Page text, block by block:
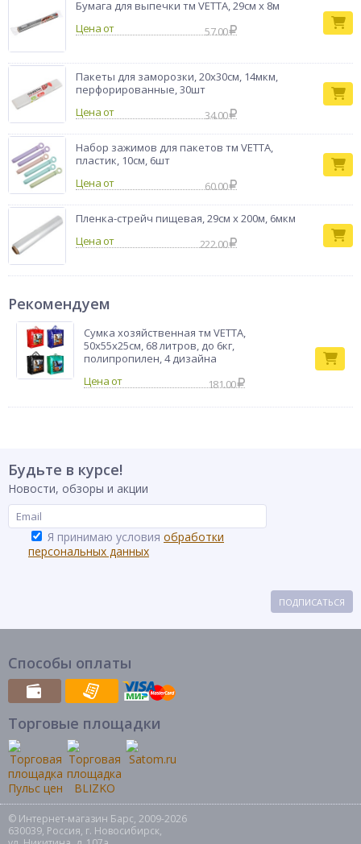
Бумага для выпечки тм VETTA, 29см x 8м
Цена от
57.00
Пакеты для заморозки, 20х30см, 14мкм,
перфорированные, 30шт
Цена от
34.00
Набор зажимов для пакетов тм VETTA,
пластик, 10см, 6шт
Цена от
60.00
Пленка-стрейч пищевая, 29см x 200м, 6мкм
Цена от
222.00
Рекомендуем
Сумка хозяйственная тм VETTA,
50х55х25см, 68 литров, до 6кг,
полипропилен, 4 дизайна
181.00
Будьте в курсе!
Новости, обзоры и акции
Я принимаю условия обработки
персональных данных
ПОДПИСАТЬСЯ
Способы оплаты
Торговые площадки
© Интернет-магазин Барс, 2009-2026
630039, Россия, г. Новосибирск,